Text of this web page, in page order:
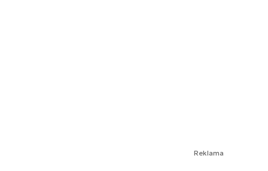
Reklama